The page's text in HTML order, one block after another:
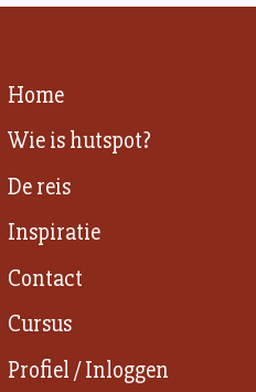
Home
Wie is hutspot?
De reis
Inspiratie
Contact
Cursus
Profiel / Inloggen